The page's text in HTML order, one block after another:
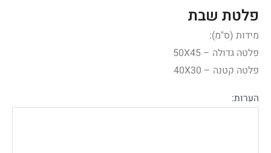
פלטת שבת
מידות (ס"מ):
פלטה גדולה – 50X45
פלטה קטנה – 40X30
הערות: